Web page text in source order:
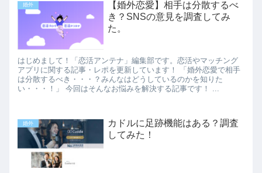
婚外
【婚外恋愛】相手は分散するべ
き？SNSの意見を調査してみ
た。
はじめまして！「恋活アンテナ」編集部です。恋活やマッチング
アプリに関する記事・レポを更新しています！ 「婚外恋愛で相手
は分散するべき・・・？みんなはどうしているのかを知りた
い・・・！」 今回はそんなお悩みを解決する記事です！ ...
婚外
カドルに足跡機能はある？調査
してみた！